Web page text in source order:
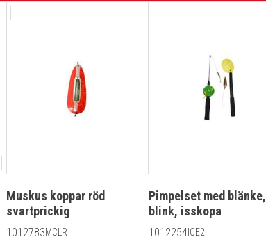
Muskus koppar röd
svartprickig
1012783MCLR
Pimpelset med blänke,
blink, isskopa
1012254 ICE2